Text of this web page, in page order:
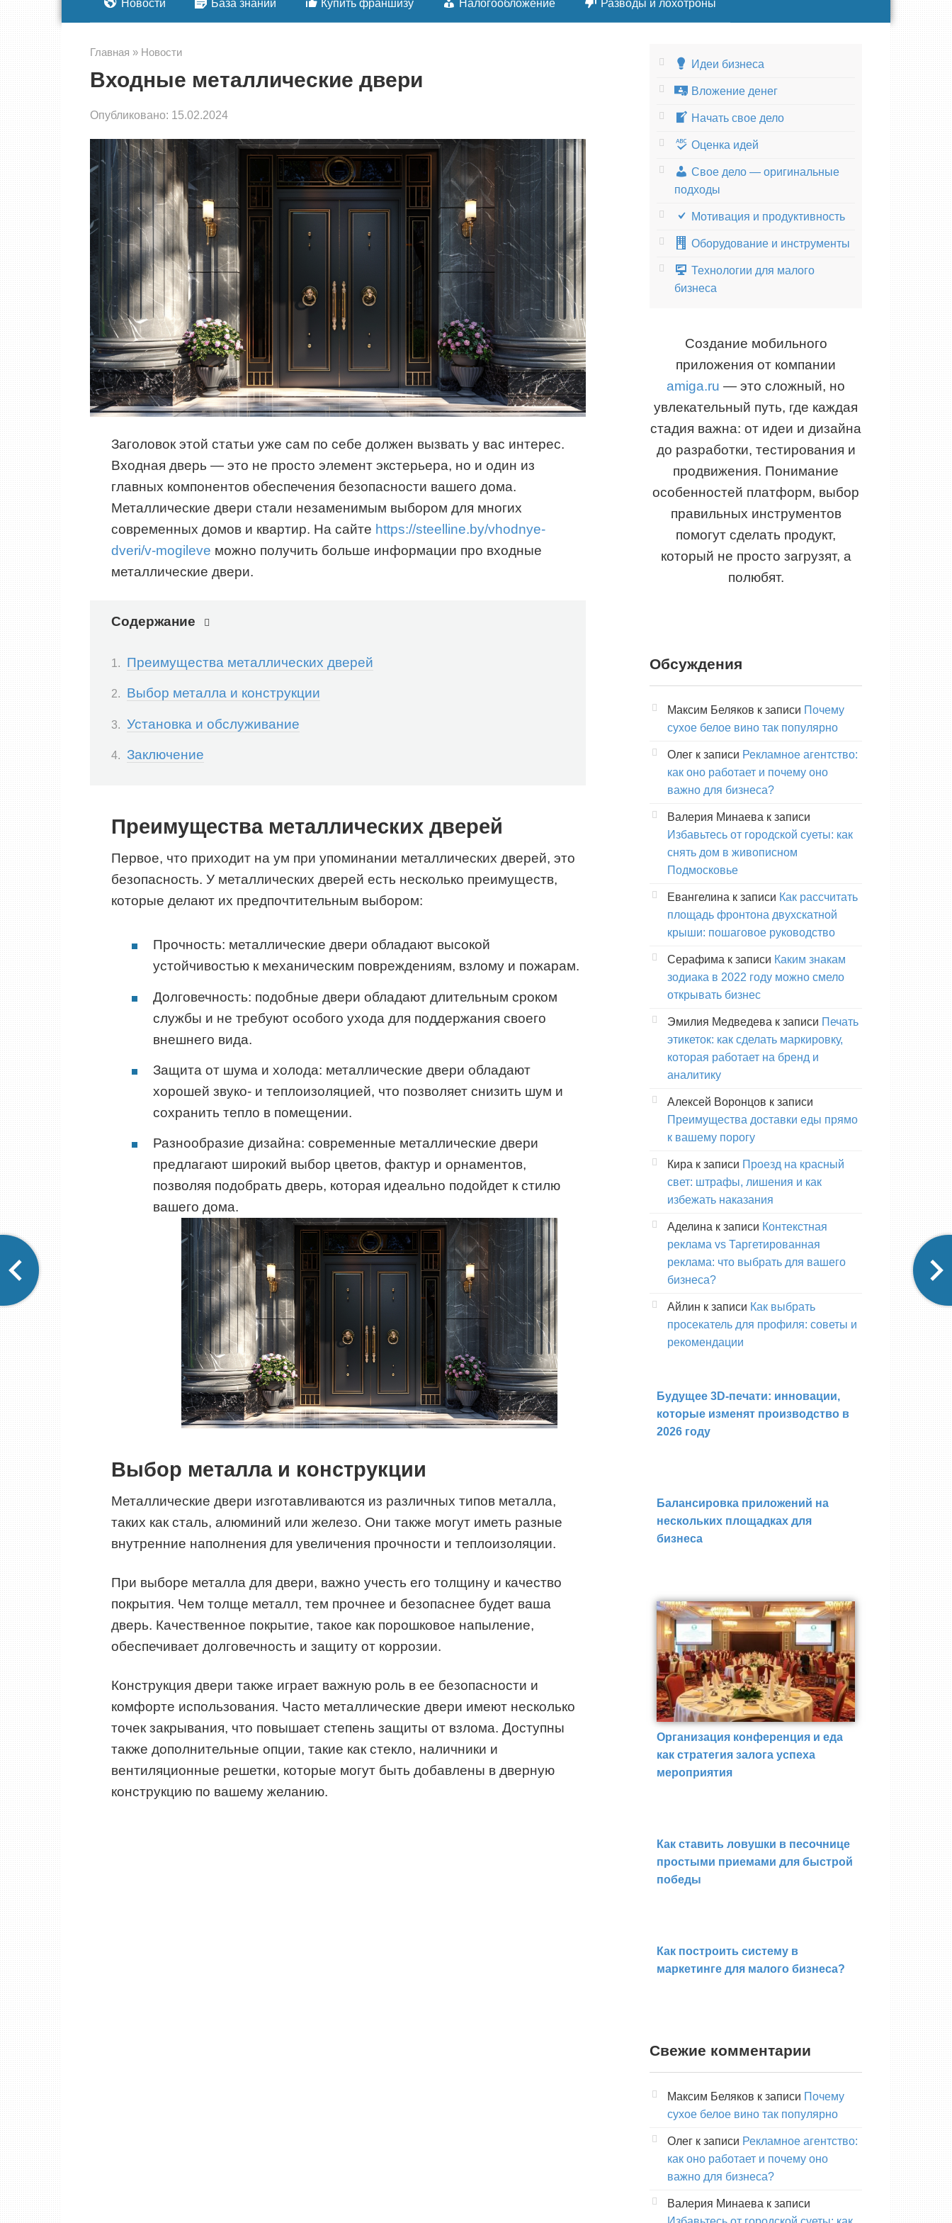
Новости База знаний Купить франшизу Налогообложение Разводы и лохотроны
Главная » Новости
Входные металлические двери
Опубликовано: 15.02.2024
Заголовок этой статьи уже сам по себе должен вызвать у вас интерес.
Входная дверь — это не просто элемент экстерьера, но и один из
главных компонентов обеспечения безопасности вашего дома.
Металлические двери стали незаменимым выбором для многих
современных домов и квартир. На сайте https://steelline.by/vhodnye-
dveri/v-mogileve можно получить больше информации про входные
металлические двери.
Содержание
Преимущества металлических дверей
Выбор металла и конструкции
Установка и обслуживание
Заключение
Преимущества металлических дверей
Первое, что приходит на ум при упоминании металлических дверей, это
безопасность. У металлических дверей есть несколько преимуществ,
которые делают их предпочтительным выбором:
Прочность: металлические двери обладают высокой
устойчивостью к механическим повреждениям, взлому и пожарам.
Долговечность: подобные двери обладают длительным сроком
службы и не требуют особого ухода для поддержания своего
внешнего вида.
Защита от шума и холода: металлические двери обладают
хорошей звуко- и теплоизоляцией, что позволяет снизить шум и
сохранить тепло в помещении.
Разнообразие дизайна: современные металлические двери
предлагают широкий выбор цветов, фактур и орнаментов,
позволяя подобрать дверь, которая идеально подойдет к стилю
вашего дома.
Выбор металла и конструкции
Металлические двери изготавливаются из различных типов металла,
таких как сталь, алюминий или железо. Они также могут иметь разные
внутренние наполнения для увеличения прочности и теплоизоляции.
При выборе металла для двери, важно учесть его толщину и качество
покрытия. Чем толще металл, тем прочнее и безопаснее будет ваша
дверь. Качественное покрытие, такое как порошковое напыление,
обеспечивает долговечность и защиту от коррозии.
Конструкция двери также играет важную роль в ее безопасности и
комфорте использования. Часто металлические двери имеют несколько
точек закрывания, что повышает степень защиты от взлома. Доступны
также дополнительные опции, такие как стекло, наличники и
вентиляционные решетки, которые могут быть добавлены в дверную
конструкцию по вашему желанию.
Идеи бизнеса
Вложение денег
Начать свое дело
Оценка идей
Свое дело — оригинальные
подходы
Мотивация и продуктивность
Оборудование и инструменты
Технологии для малого
бизнеса
Создание мобильного
приложения от компании
amiga.ru — это сложный, но
увлекательный путь, где каждая
стадия важна: от идеи и дизайна
до разработки, тестирования и
продвижения. Понимание
особенностей платформ, выбор
правильных инструментов
помогут сделать продукт,
который не просто загрузят, а
полюбят.
Обсуждения
Максим Беляков к записи Почему
сухое белое вино так популярно
Олег к записи Рекламное агентство:
как оно работает и почему оно
важно для бизнеса?
Валерия Минаева к записи
Избавьтесь от городской суеты: как
снять дом в живописном
Подмосковье
Евангелина к записи Как рассчитать
площадь фронтона двухскатной
крыши: пошаговое руководство
Серафима к записи Каким знакам
зодиака в 2022 году можно смело
открывать бизнес
Эмилия Медведева к записи Печать
этикеток: как сделать маркировку,
которая работает на бренд и
аналитику
Алексей Воронцов к записи
Преимущества доставки еды прямо
к вашему порогу
Кира к записи Проезд на красный
свет: штрафы, лишения и как
избежать наказания
Аделина к записи Контекстная
реклама vs Таргетированная
реклама: что выбрать для вашего
бизнеса?
Айлин к записи Как выбрать
просекатель для профиля: советы и
рекомендации
Будущее 3D-печати: инновации,
которые изменят производство в
2026 году
Балансировка приложений на
нескольких площадках для
бизнеса
Организация конференция и еда
как стратегия залога успеха
мероприятия
Как ставить ловушки в песочнице
простыми приемами для быстрой
победы
Как построить систему в
маркетинге для малого бизнеса?
Свежие комментарии
Максим Беляков к записи Почему
сухое белое вино так популярно
Олег к записи Рекламное агентство:
как оно работает и почему оно
важно для бизнеса?
Валерия Минаева к записи